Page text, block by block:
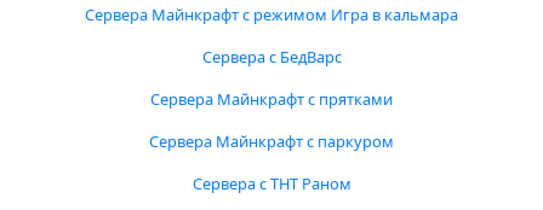
Сервера Майнкрафт с режимом Игра в кальмара
Сервера с БедВарс
Сервера Майнкрафт с прятками
Сервера Майнкрафт с паркуром
Сервера с ТНТ Раном